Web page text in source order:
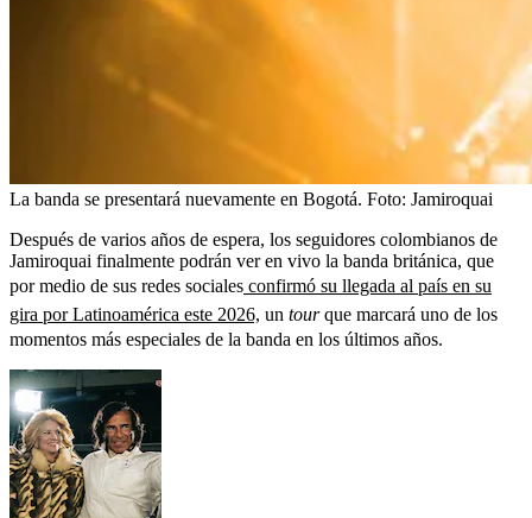
La banda se presentará nuevamente en Bogotá. Foto: Jamiroquai
Después de varios años de espera, los seguidores colombianos de
Jamiroquai finalmente podrán ver en vivo la banda británica, que
por medio de sus redes sociales confirmó su llegada al país en su
gira por Latinoamérica este 2026, un tourque marcará uno de los
momentos más especiales de la banda en los últimos años.